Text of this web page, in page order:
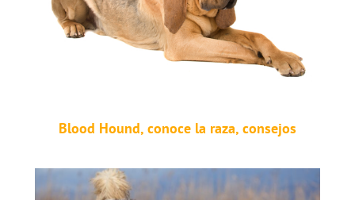
Blood Hound, conoce la raza, consejos